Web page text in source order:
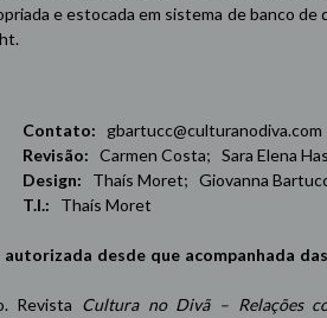
e estocada em sistema de banco de
Contato: gbartucc@culturanodiva.com
Revisão: Carmen Costa; Sara Elena
Design: Thaís Moret; Giovanna
T.I.: Thaís Moret
desde que acompanhada
Revista Cultura no Divã – Relações